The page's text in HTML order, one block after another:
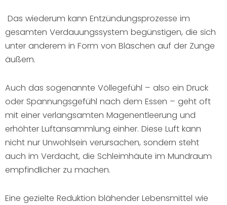
Das wiederum kann Entzündungsprozesse im
gesamten Verdauungssystem begünstigen, die sich
unter anderem in Form von Bläschen auf der Zunge
äußern.
Auch das sogenannte Völlegefühl – also ein Druck
oder Spannungsgefühl nach dem Essen – geht oft
mit einer verlangsamten Magenentleerung und
erhöhter Luftansammlung einher. Diese Luft kann
nicht nur Unwohlsein verursachen, sondern steht
auch im Verdacht, die Schleimhäute im Mundraum
empfindlicher zu machen.
Eine gezielte Reduktion blähender Lebensmittel wie